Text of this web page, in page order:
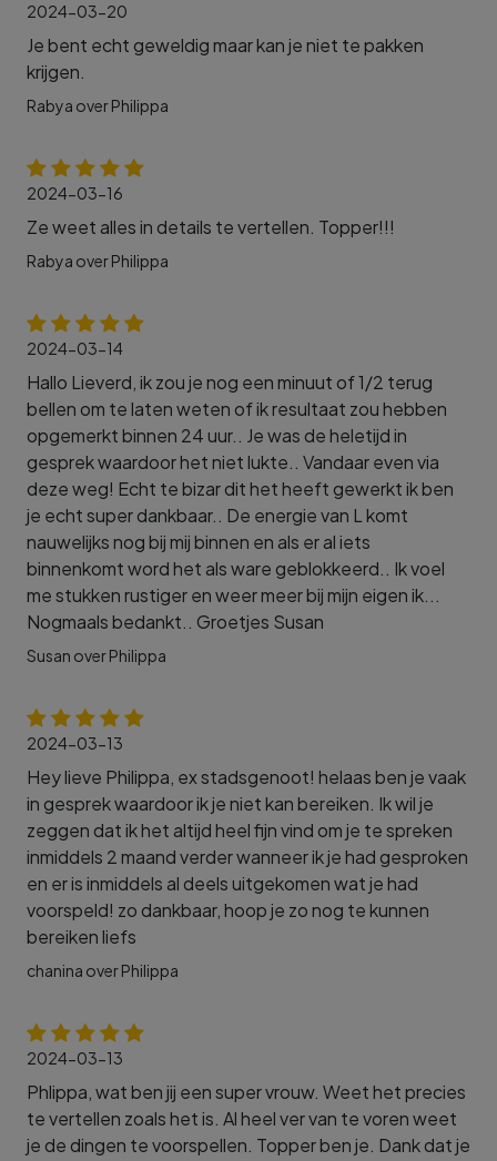
2024-03-20
Je bent echt geweldig maar kan je niet te pakken
krijgen.
Rabya over Philippa
2024-03-16
Ze weet alles in details te vertellen. Topper!!!
Rabya over Philippa
2024-03-14
Hallo Lieverd, ik zou je nog een minuut of 1/2 terug
bellen om te laten weten of ik resultaat zou hebben
opgemerkt binnen 24 uur.. Je was de heletijd in
gesprek waardoor het niet lukte.. Vandaar even via
deze weg! Echt te bizar dit het heeft gewerkt ik ben
je echt super dankbaar.. De energie van L komt
nauwelijks nog bij mij binnen en als er al iets
binnenkomt word het als ware geblokkeerd.. Ik voel
me stukken rustiger en weer meer bij mijn eigen ik...
Nogmaals bedankt.. Groetjes Susan
Susan over Philippa
2024-03-13
Hey lieve Philippa, ex stadsgenoot! helaas ben je vaak
in gesprek waardoor ik je niet kan bereiken. Ik wil je
zeggen dat ik het altijd heel fijn vind om je te spreken
inmiddels 2 maand verder wanneer ik je had gesproken
en er is inmiddels al deels uitgekomen wat je had
voorspeld! zo dankbaar, hoop je zo nog te kunnen
bereiken liefs
chanina over Philippa
2024-03-13
Phlippa, wat ben jij een super vrouw. Weet het precies
te vertellen zoals het is. Al heel ver van te voren weet
je de dingen te voorspellen. Topper ben je. Dank dat je